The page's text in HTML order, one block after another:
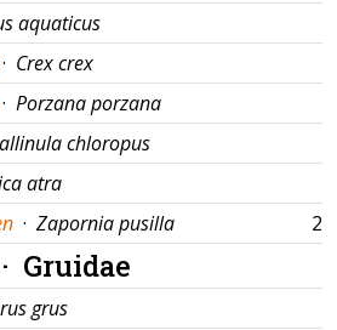
aquaticus
· Crex crex
· Porzana porzana
chloropus
atra
· Zapornia pusilla
Gruidae
grus